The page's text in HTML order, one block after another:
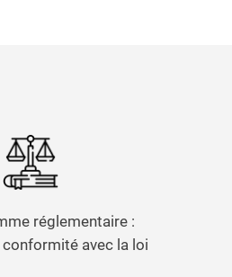
réglementaire :
avec la loi